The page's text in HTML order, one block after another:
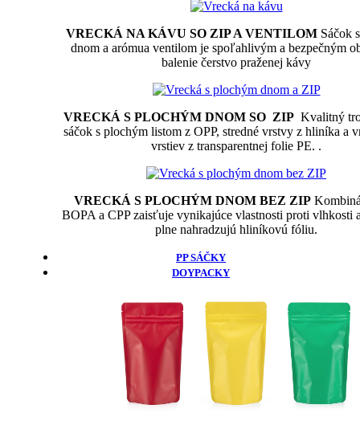
VRECKÁ NA KÁVU SO ZIP A VENTILOM Sáčok
dnom a arómua ventilom je spoľahlivým a bezpečným
balenie čerstvo praženej kávy
VRECKÁ S PLOCHÝM DNOM SO ZIP Kvalitný
sáčok s plochým listom z OPP, stredné vrstvy z hliníka a
vrstiev z transparentnej folie PE. .
VRECKÁ S PLOCHÝM DNOM BEZ ZIP
BOPA a CPP zaisťuje vynikajúce vlastnosti proti vlhkosti
plne nahradzujú hliníkovú fóliu.
PP SÁČKY
DOYPACKY